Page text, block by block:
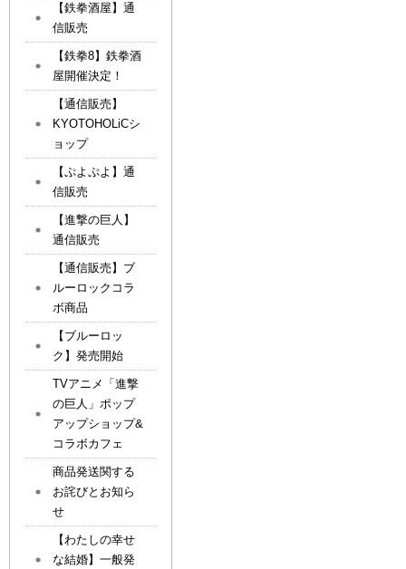
【鉄拳酒屋】通
信販売
【鉄拳8】鉄拳酒
屋開催決定！
【通信販売】
KYOTOHOLiCシ
ョップ
【ぷよぷよ】通
信販売
【進撃の巨人】
通信販売
【通信販売】ブ
ルーロックコラ
ボ商品
【ブルーロッ
ク】発売開始
TVアニメ「進撃
の巨人」ポップ
アップショップ&
コラボカフェ
商品発送関する
お詫びとお知ら
せ
【わたしの幸せ
な結婚】一般発